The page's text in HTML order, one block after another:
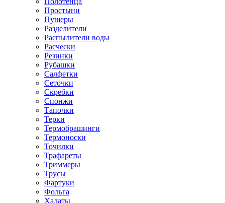
Простыни
Пушеры
Разделители
Распылители воды
Расчески
Резинки
Рубашки
Салфетки
Сеточки
Скребки
Спонжи
Тапочки
Терки
Термобрашинги
Термоноски
Точилки
Трафареты
Триммеры
Трусы
Фартуки
Фольга
Халаты